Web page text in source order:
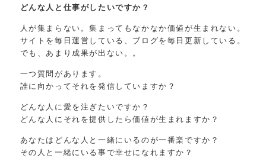
どんな人と仕事がしたいですか？
人が集まらない。集まってもなかなか価値が生まれない。
サイトを毎日運営している、ブログを毎日更新している。
でも、あまり成果が出ない。。
一つ質問があります。
誰に向かってそれを発信していますか？
どんな人に愛を注ぎたいですか？
どんな人にそれを提供したら価値が生まれますか？
あなたはどんな人と一緒にいるのが一番楽ですか？
その人と一緒にいる事で幸せになれますか？